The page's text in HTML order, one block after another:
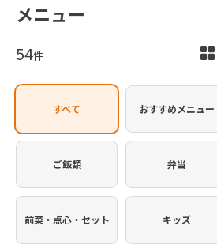
メニュー
54件
すべて おすすめメニュー
ご飯類 弁当
前菜・点心・セット キッズ